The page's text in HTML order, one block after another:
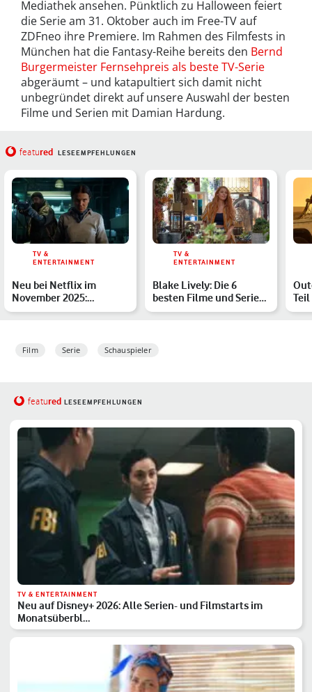
Mediathek ansehen. Pünktlich zu Halloween feiert
die Serie am 31. Oktober auch im Free-TV auf
ZDFneo ihre Premiere. Im Rahmen des Filmfests in
München hat die Fantasy-Reihe bereits den Bernd
Burgermeister Fernsehpreis als beste TV-Serie
abgeräumt – und katapultiert sich damit nicht
unbegründet direkt auf unsere Auswahl der besten
Filme und Serien mit Damian Hardung.
featured LESEEMPFEHLUNGEN
TV &
ENTERTAINMENT
Neu bei Netflix im
November 2025:
Stranger Things Staffel 5
TV &
ENTERTAINMENT
Blake Lively: Die 6
besten Filme und Serien
mit dem Nur noch ein …
Teil
Film Serie Schauspieler
featured LESEEMPFEHLUNGEN
TV & ENTERTAINMENT
Neu auf Disney+ 2026: Alle Serien- und Filmstarts im
Monatsüberbl…